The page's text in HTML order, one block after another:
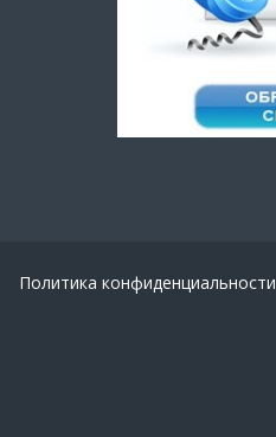
Политика конфиденциальности